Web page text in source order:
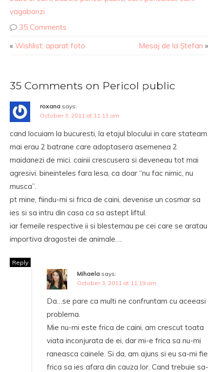
vagabonzi
35 Comments
« Wishlist: aparat foto Mesaj de la Ștefan »
35 Comments on Pericol public
roxana says:
October 3, 2011 at 11:13 am
cand locuiam la bucuresti, la etajul blocului in care stateam
mai erau 2 batrane care adoptasera asemenea 2
maidanezi de mici. cainii crescusera si deveneau tot mai
agresivi. bineinteles fara lesa, ca doar “nu fac nimic, nu
musca”.
pt mine, fiindu-mi si frica de caini, devenise un cosmar sa
ies si sa intru din casa ca sa astept liftul.
iar femeile respective ii si blestemau pe cei care se aratau
importiva dragostei de animale….
Reply
Mihaela says:
October 3, 2011 at 11:19 am
Da…se pare ca multi ne confruntam cu aceeasi
problema.
Mie nu-mi este frica de caini, am crescut toata
viata inconjurata de ei, dar mi-e frica sa nu-mi
raneasca cainele. Si da, am ajuns si eu sa-mi fie
frica sa ies afara din cauza lor. Cand trebuie sa-